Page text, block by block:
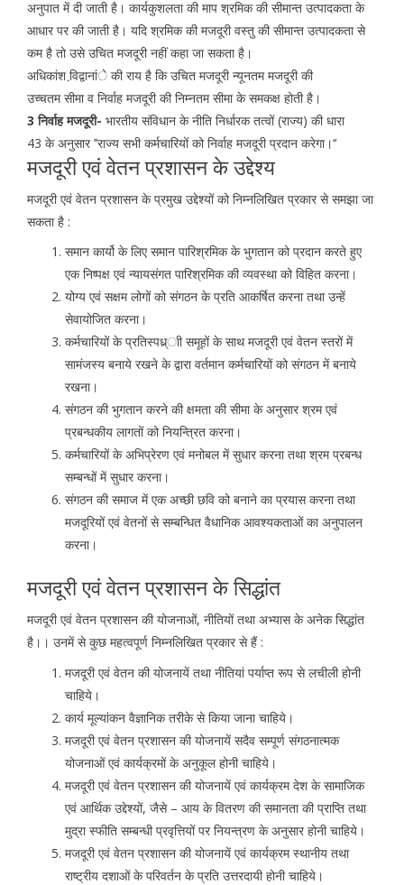
अनुपात में दी जाती है। कार्यकुशलता की माप श्रमिक की सीमान्त उत्पादकता के
आधार पर की जाती है। यदि श्रमिक की मजदूरी वस्तु की सीमान्त उत्पादकता से
कम है तो उसे उचित मजदूरी नहीं कहा जा सकता है।
अधिकांश वि़द्वानांे की राय है कि उचित मजदूरी न्यूनतम मजदूरी की
उच्चतम सीमा व निर्वाह मजदूरी की निम्नतम सीमा के समकक्ष होती है।
3 निर्वाह मजदूरी- भारतीय संविधान के नीति निर्धारक तत्वों (राज्य) की धारा
43 के अनुसार ’’राज्य सभी कर्मचारियों को निर्वाह मजदूरी प्रदान करेगा।‘‘
मजदूरी एवं वेतन प्रशासन के उद्देश्य
मजदूरी एवं वेतन प्रशासन के प्रमुख उद्देश्यों को निम्नलिखित प्रकार से समझा जा
सकता है :
समान कार्यो के लिए समान पारिश्रमिक के भुगतान को प्रदान करते हुए
एक निष्पक्ष एवं न्यायसंगत पारिश्रमिक की व्यवस्था को विहित करना।
योग्य एवं सक्षम लोगों को संगठन के प्रति आकर्षित करना तथा उन्हें
सेवायोजित करना।
कर्मचारियों के प्रतिस्पध्र्ाी समूहों के साथ मजदूरी एवं वेतन स्तरों में
सामंजस्य बनाये रखने के द्वारा वर्तमान कर्मचारियों को संगठन में बनाये
रखना।
संगठन की भुगतान करने की क्षमता की सीमा के अनुसार श्रम एवं
प्रबन्धकीय लागतों को नियन्त्रित करना।
कर्मचारियों के अभिप्रेरण एवं मनोबल में सुधार करना तथा श्रम प्रबन्ध
सम्बन्धों में सुधार करना।
संगठन की समाज में एक अच्छी छवि को बनाने का प्रयास करना तथा
मजदूरियों एवं वेतनों से सम्बन्धित वैधानिक आवश्यकताओं का अनुपालन
करना।
मजदूरी एवं वेतन प्रशासन के सिद्धांत
मजदूरी एवं वेतन प्रशासन की योजनाओं, नीतियों तथा अभ्यास के अनेक सिद्धांत
है।। उनमें से कुछ महत्वपूर्ण निम्नलिखित प्रकार से हैं :
मजदूरी एवं वेतन की योजनायें तथा नीतियां पर्याप्त रूप से लचीली होनी
चाहिये।
कार्य मूल्यांकन वैज्ञानिक तरीके से किया जाना चाहिये।
मजदूरी एवं वेतन प्रशासन की योजनायें सदैव सम्पूर्ण संगठनात्मक
योजनाओं एवं कार्यक्रमों के अनुकूल होनी चाहिये।
मजदूरी एवं वेतन प्रशासन की योजनायें एवं कार्यक्रम देश के सामाजिक
एवं आर्थिक उद्देश्यों, जैसे – आय के वितरण की समानता की प्राप्ति तथा
मुद्रा स्फीति सम्बन्धी प्रवृत्तियों पर नियन्त्रण के अनुसार होनी चाहिये।
मजदूरी एवं वेतन प्रशासन की योजनायें एवं कार्यक्रम स्थानीय तथा
राष्ट्रीय दशाओं के परिवर्तन के प्रति उत्तरदायी होनी चाहिये।